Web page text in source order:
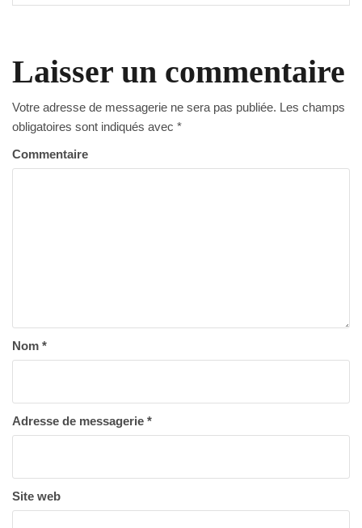
Laisser un commentaire
Votre adresse de messagerie ne sera pas publiée. Les champs
obligatoires sont indiqués avec *
Commentaire
Nom *
Adresse de messagerie *
Site web